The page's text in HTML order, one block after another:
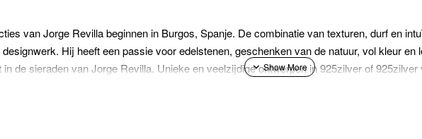
van Jorge Revilla beginnen in Burgos, Spanje. De combinatie van texturen, durf en
Hij heeft een passie voor edelstenen, geschenken van de natuur, vol kleur
de sieraden van Jorge Revilla. Unieke en veelzijdige ontwerpen in 925zilver of 925zilver